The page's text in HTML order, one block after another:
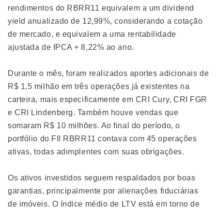
rendimentos do RBRR11 equivalem a um dividend
yield anualizado de 12,99%, considerando a cotação
de mercado, e equivalem a uma rentabilidade
ajustada de IPCA + 8,22% ao ano.
Durante o mês, foram realizados aportes adicionais de
R$ 1,5 milhão em três operações já existentes na
carteira, mais especificamente em CRI Cury, CRI FGR
e CRI Lindenberg. Também houve vendas que
somaram R$ 10 milhões. Ao final do período, o
portfólio do FII RBRR11 contava com 45 operações
ativas, todas adimplentes com suas obrigações.
Os ativos investidos seguem respaldados por boas
garantias, principalmente por alienações fiduciárias
de imóveis. O índice médio de LTV está em torno de